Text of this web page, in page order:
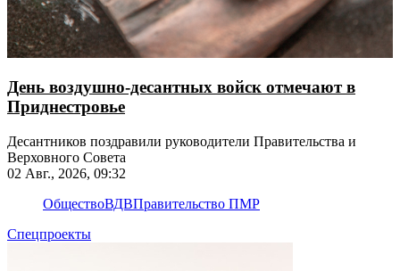
День воздушно-десантных войск отмечают в
Приднестровье
Десантников поздравили руководители Правительства и
Верховного Совета
02 Авг., 2026, 09:32
ОбществоВДВПравительство ПМР
Спецпроекты